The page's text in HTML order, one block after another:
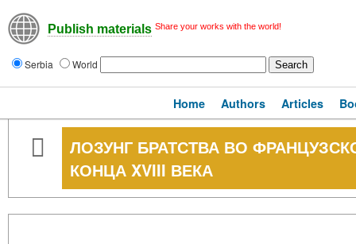
Publish materials Share your works with the world!
Serbia World
Home Authors Articles
ЛОЗУНГ БРАТСТВА ВО
КОНЦА XVIII ВЕКА